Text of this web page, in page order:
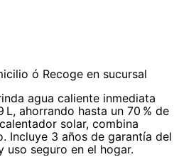
ó Recoge en sucursal
agua caliente inmediata
ahorrando hasta un 70 % de
solar, combina
3 años de garantía del
seguro en el hogar.